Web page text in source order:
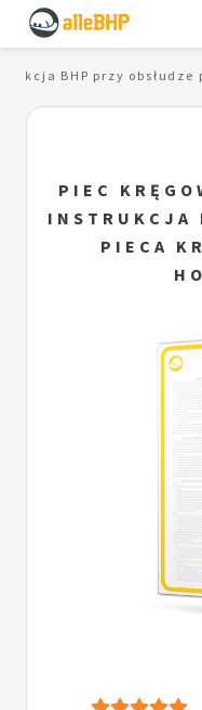
BHP przy obsłudze
PIEC
INSTRUKCJA
PIECA